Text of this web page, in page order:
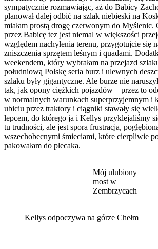
sympatycznie rozmawiając, aż do Babicy
planował dalej odbić na szlak niebieski na
miałam prostą drogę czerwonym do Myślenic.
przez Babicę tez jest niemal w większości
względem nachylenia terenu, przygotujcie się
zniszczenia sprzętem leśnym i quadami.
weekendem, który wybrałam na przejazd
południową Polskę seria burz i ulewnych
szlaku były gigantyczne. Ale burze nie
tak, jak opony ciężkich pojazdów – przez to
w normalnych warunkach superprzyjemnym i
ubiciu przez traktory i ciągniki stawały się
lepcem, do którego ja i Kellys przyklejaliśmy
tu trudności, ale jest spora frustracja,
wszechobecnymi śmieciami, które cierpliwie
pakowałam do plecaka.
Mój ulubiony
most w
Zembrzycach
Kellys odpoczywa na górze Chełm